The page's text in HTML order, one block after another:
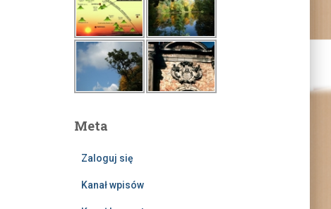
Meta
Zaloguj się
Kanał wpisów